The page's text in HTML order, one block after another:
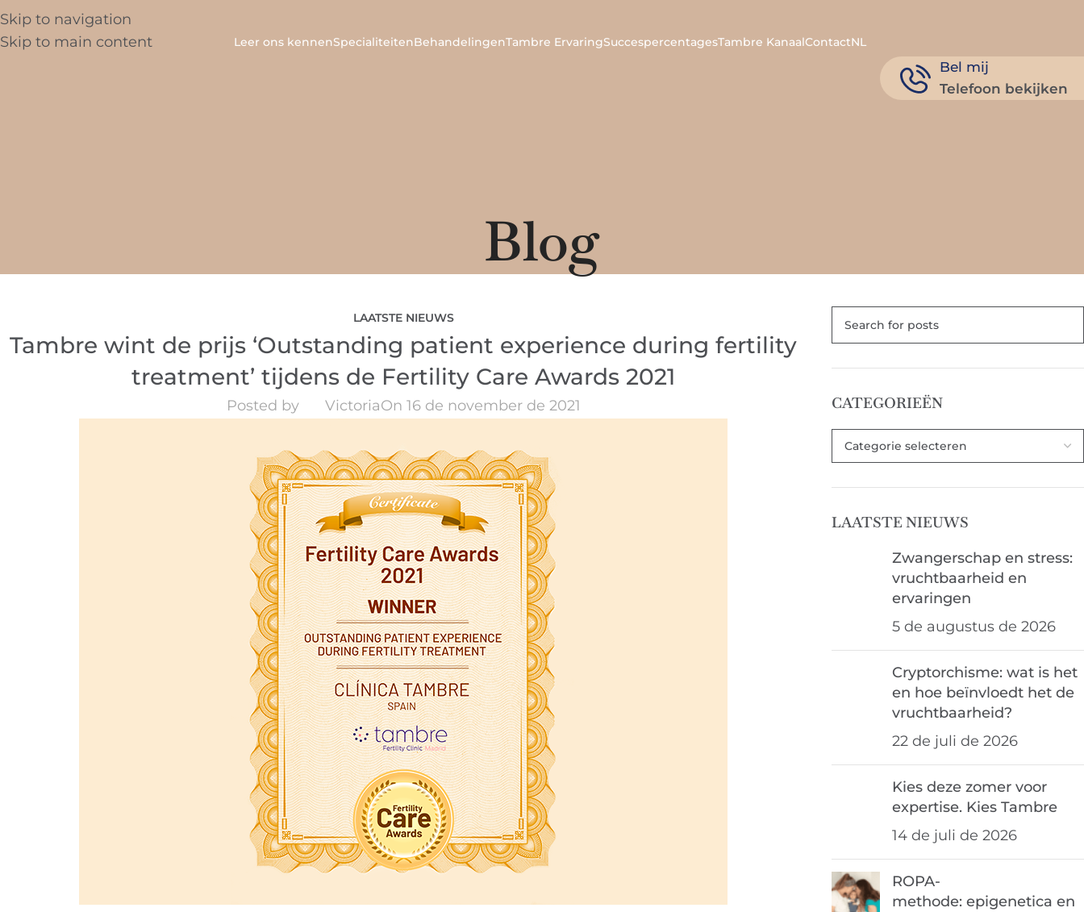
Skip to navigation
Skip to main content
Leer ons kennenSpecialiteitenBehandelingenTambre ErvaringSuccespercentagesTambre KanaalContactNL
Bel mij
Telefoon bekijken
Blog
LAATSTE NIEUWS
Tambre wint de prijs ‘Outstanding patient experience during fertility
treatment’ tijdens de Fertility Care Awards 2021
Posted by VictoriaOn 16 de november de 2021 CATEGORIEËN
LAATSTE NIEUWS
Zwangerschap en stress:
vruchtbaarheid en
ervaringen
5 de augustus de 2026
Cryptorchisme: wat is het
en hoe beïnvloedt het de
vruchtbaarheid?
22 de juli de 2026
Kies deze zomer voor
expertise. Kies Tambre
14 de juli de 2026
ROPA-
methode: epigenetica en